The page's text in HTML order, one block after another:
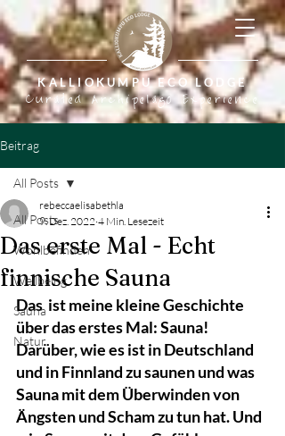
KALLIOKUMPU ECO LODGE
Curated Archipelago Experience
Beitrag
All Posts
Wohlbefinden
Wellbeing
Sauna
Natur
All Posts
Das erste Mal - Echt
finnische Sauna
rebeccaelisabethla
9. Dez. 2022 4 Min. Lesezeit
Das  ist meine kleine Geschichte
über das erstes Mal: Sauna!
Darüber, wie es ist in Deutschland
und in Finnland zu saunen und was
Sauna mit dem Überwinden von
Ängsten und Scham zu tun hat. Und